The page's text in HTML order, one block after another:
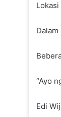
“Ayo
Edi